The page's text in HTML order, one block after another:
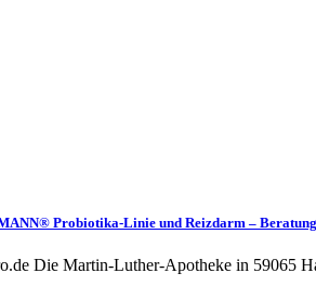
Probiotika-Linie und Reizdarm – Beratung
Die Martin-Luther-Apotheke in 59065